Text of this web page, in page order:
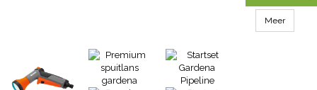
harde straal en
vlakke straal.
De waterstraal
Meer